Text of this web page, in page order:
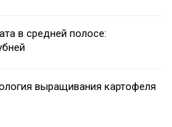
в средней полосе:
выращивания картофеля